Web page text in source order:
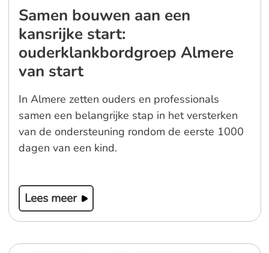
Samen bouwen aan een
kansrijke start:
ouderklankbordgroep Almere
van start
In Almere zetten ouders en professionals
samen een belangrijke stap in het versterken
van de ondersteuning rondom de eerste 1000
dagen van een kind.
Lees meer